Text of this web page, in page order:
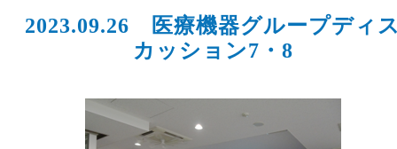
2023.09.26 医療機器グループディ
カッション7・8